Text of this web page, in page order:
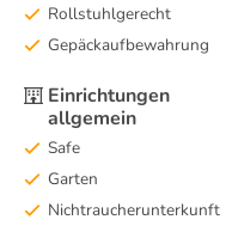
Rollstuhlgerecht
Gepäckaufbewahrung
Einrichtungen
allgemein
Safe
Garten
Nichtraucherunterkunft